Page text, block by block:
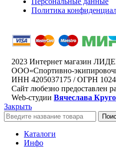
Политика
2023 Интернет магазин
ООО«Спортивно-
ИНН 4205037175 / ОГРН
Сайт любезно предоставлен
Web-студии Вячеслава
Закрыть
Каталоги
Инфо